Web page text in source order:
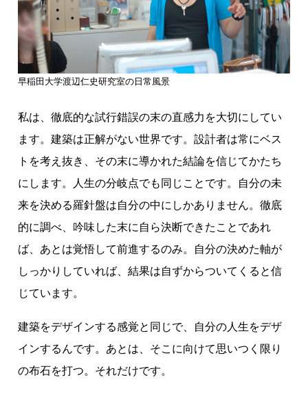
早稲田大学渡辺仁史研究室の日常風景
私は、徹底的な試行錯誤の末の直感力を大切にしてい
ます。建築は正解がない世界です。設計者は常にベス
トを考え抜き、その末に導かれた結論を信じてかたち
にします。人生の分岐点でも同じことです。自分の未
来を決める羅針盤は自分の中にしかありません。徹底
的に調べ、吟味した末に自ら決断できたことであれ
ば、あとは覚悟して前進するのみ。自分の決めた軸が
しっかりしていれば、結果は自ずからついてくると信
じています。
建築をデザインする感覚と同じで、自分の人生をデザ
インするんです。あとは、そこに向けて思いつく限り
の布石を打つ。それだけです。